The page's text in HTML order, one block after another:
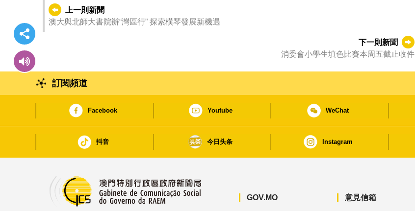
上一則新聞
澳大與北師大書院辦“灣區行” 探索橫琴發展新機遇
下一則新聞
消委會小學生填色比賽本周五截止收件
訂閱頻道
Facebook Youtube WeChat
抖音 今日头条 Instagram
GOV.MO 意見信箱